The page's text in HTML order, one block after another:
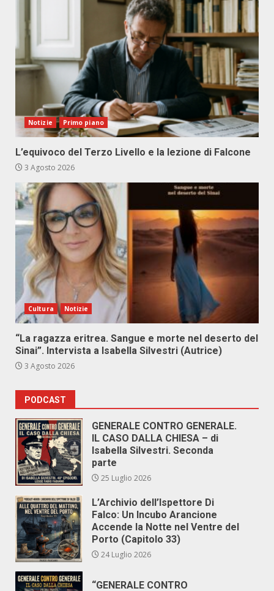
Notizie Primo piano
L’equivoco del Terzo Livello e la lezione di Falcone
3 Agosto 2026
Cultura Notizie
“La ragazza eritrea. Sangue e morte nel deserto del
Sinai”. Intervista a Isabella Silvestri (Autrice)
3 Agosto 2026
PODCAST
GENERALE CONTRO GENERALE.
IL CASO DALLA CHIESA – di
Isabella Silvestri. Seconda
parte
25 Luglio 2026
L’Archivio dell’Ispettore Di
Falco: Un Incubo Arancione
Accende la Notte nel Ventre del
Porto (Capitolo 33)
24 Luglio 2026
“GENERALE CONTRO